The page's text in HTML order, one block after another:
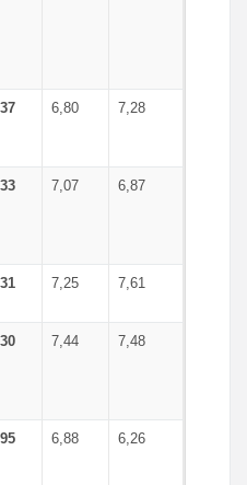
6,80 7,28
7,07 6,87
7,25 7,61
7,44 7,48
6,88 6,26